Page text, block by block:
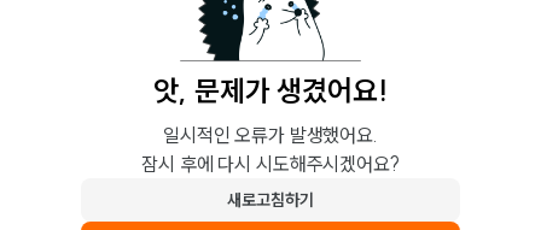
앗, 문제가 생겼어요!
일시적인 오류가 발생했어요.
잠시 후에 다시 시도해주시겠어요?
새로고침하기